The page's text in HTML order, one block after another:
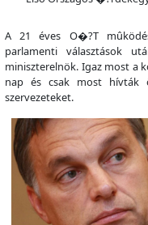
A 21 éves O�?T
parlamenti választások
miniszterelnök. Igaz most a
nap és csak most hívták
szervezeteket.